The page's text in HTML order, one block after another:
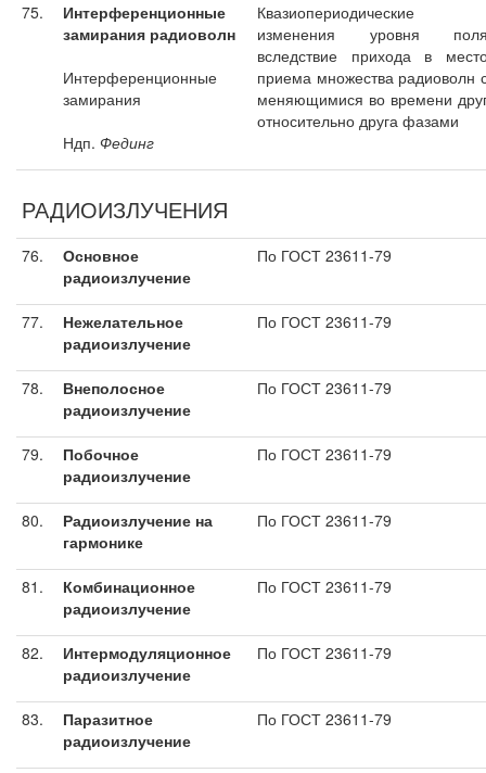
75.
Интерференционные
замирания радиоволн
Интерференционные
замирания
Ндп. Фединг
Квазиопериодические
изменения уровня
вследствие прихода в
приема множества радиоволн
меняющимися во времени
относительно друга фазами
РАДИОИЗЛУЧЕНИЯ
76.
Основное
радиоизлучение
По ГОСТ 23611-79
77.
Нежелательное
радиоизлучение
По ГОСТ 23611-79
78.
Внеполосное
радиоизлучение
По ГОСТ 23611-79
79.
Побочное
радиоизлучение
По ГОСТ 23611-79
80.
Радиоизлучение на
гармонике
По ГОСТ 23611-79
81.
Комбинационное
радиоизлучение
По ГОСТ 23611-79
82.
Интермодуляционное
радиоизлучение
По ГОСТ 23611-79
83.
Паразитное
радиоизлучение
По ГОСТ 23611-79